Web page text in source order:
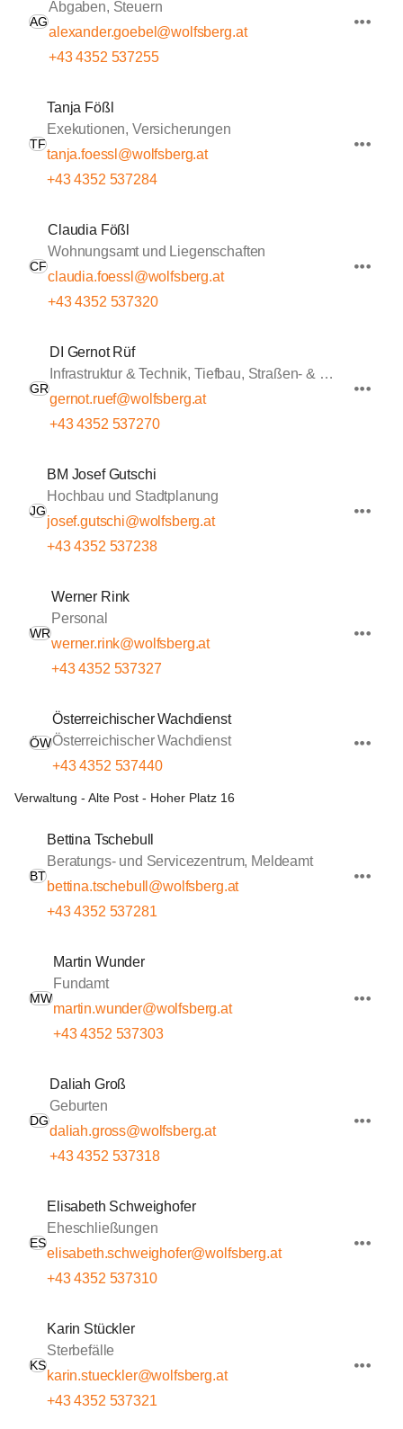
AG
Abgaben, Steuern
alexander.goebel@wolfsberg.at
+43 4352 537255
TF
Tanja Fößl
Exekutionen, Versicherungen
tanja.foessl@wolfsberg.at
+43 4352 537284
CF
Claudia Fößl
Wohnungsamt und Liegenschaften
claudia.foessl@wolfsberg.at
+43 4352 537320
GR
DI Gernot Rüf
Infrastruktur & Technik, Tiefbau, Straßen- & Wasserbau
gernot.ruef@wolfsberg.at
+43 4352 537270
JG
BM Josef Gutschi
Hochbau und Stadtplanung
josef.gutschi@wolfsberg.at
+43 4352 537238
WR
Werner Rink
Personal
werner.rink@wolfsberg.at
+43 4352 537327
ÖW
Österreichischer Wachdienst
Österreichischer Wachdienst
+43 4352 537440
Verwaltung - Alte Post - Hoher Platz 16
BT
Bettina Tschebull
Beratungs- und Servicezentrum, Meldeamt
bettina.tschebull@wolfsberg.at
+43 4352 537281
MW
Martin Wunder
Fundamt
martin.wunder@wolfsberg.at
+43 4352 537303
DG
Daliah Groß
Geburten
daliah.gross@wolfsberg.at
+43 4352 537318
ES
Elisabeth Schweighofer
Eheschließungen
elisabeth.schweighofer@wolfsberg.at
+43 4352 537310
KS
Karin Stückler
Sterbefälle
karin.stueckler@wolfsberg.at
+43 4352 537321